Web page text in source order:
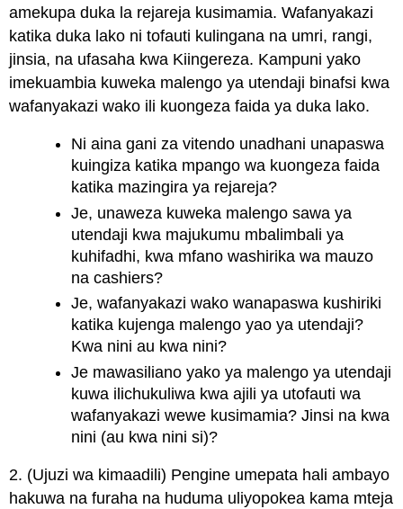
amekupa duka la rejareja kusimamia. Wafanyakazi
katika duka lako ni tofauti kulingana na umri, rangi,
jinsia, na ufasaha kwa Kiingereza. Kampuni yako
imekuambia kuweka malengo ya utendaji binafsi kwa
wafanyakazi wako ili kuongeza faida ya duka lako.
Ni aina gani za vitendo unadhani unapaswa
kuingiza katika mpango wa kuongeza faida
katika mazingira ya rejareja?
Je, unaweza kuweka malengo sawa ya
utendaji kwa majukumu mbalimbali ya
kuhifadhi, kwa mfano washirika wa mauzo
na cashiers?
Je, wafanyakazi wako wanapaswa kushiriki
katika kujenga malengo yao ya utendaji?
Kwa nini au kwa nini?
Je mawasiliano yako ya malengo ya utendaji
kuwa ilichukuliwa kwa ajili ya utofauti wa
wafanyakazi wewe kusimamia? Jinsi na kwa
nini (au kwa nini si)?
2. (Ujuzi wa kimaadili) Pengine umepata hali ambayo
hakuwa na furaha na huduma uliyopokea kama mteja